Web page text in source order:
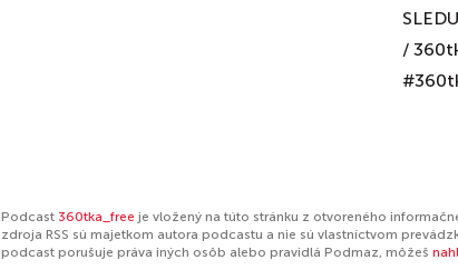
/
Podcast 360tka_free je vložený na túto stránku z otvoreného
zdroja RSS sú majetkom autora podcastu a nie sú vlastníctvom
podcast porušuje práva iných osôb alebo pravidlá Podmaz, môžeš